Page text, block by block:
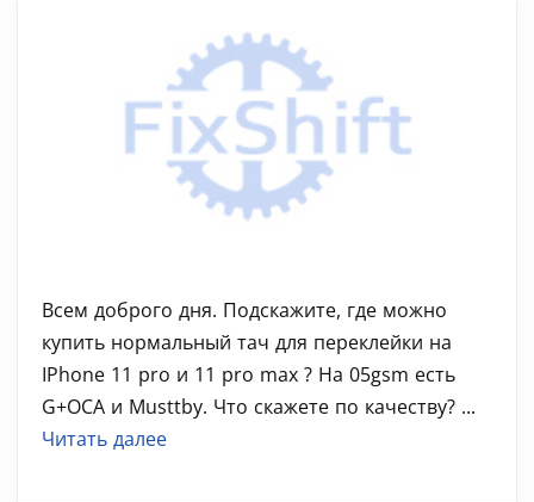
Всем доброго дня. Подскажите, где можно
купить нормальный тач для переклейки на
IPhone 11 pro и 11 pro max ? На 05gsm есть
G+OCA и Musttby. Что скажете по качеству? ...
Читать далее